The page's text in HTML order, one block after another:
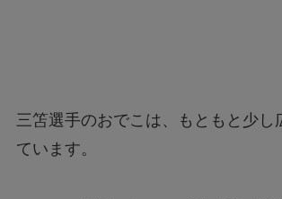
三笘選手のおでこは、もともと少し
ています。